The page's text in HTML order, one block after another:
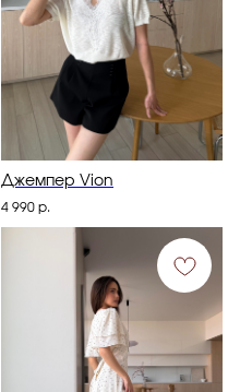
Джемпер Vion
4 990 р.